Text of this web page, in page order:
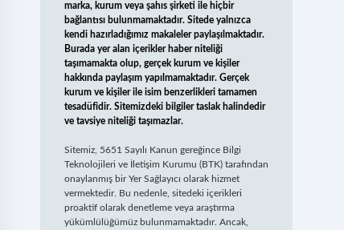
marka, kurum veya şahıs şirketi ile hiçbir
bağlantısı bulunmamaktadır. Sitede yalnızca
kendi hazırladığımız makaleler paylaşılmaktadır.
Burada yer alan içerikler haber niteliği
taşımamakta olup, gerçek kurum ve kişiler
hakkında paylaşım yapılmamaktadır. Gerçek
kurum ve kişiler ile isim benzerlikleri tamamen
tesadüfidir. Sitemizdeki bilgiler taslak halindedir
ve tavsiye niteliği taşımazlar.
Sitemiz, 5651 Sayılı Kanun gereğince Bilgi
Teknolojileri ve İletişim Kurumu (BTK) tarafından
onaylanmış bir Yer Sağlayıcı olarak hizmet
vermektedir. Bu nedenle, sitedeki içerikleri
proaktif olarak denetleme veya araştırma
yükümlülüğümüz bulunmamaktadır. Ancak,